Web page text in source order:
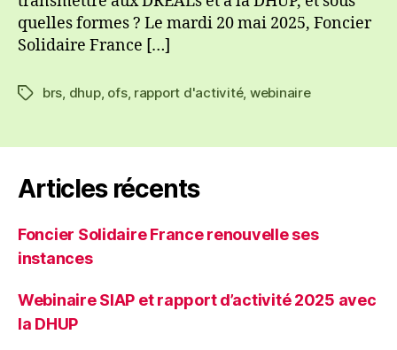
quelles formes ? Le mardi 20 mai 2025, Foncier
Solidaire France […]
Étiquettes
brs, dhup, ofs, rapport d'activité, webinaire
Articles récents
Foncier Solidaire France renouvelle ses
instances
Webinaire SIAP et rapport d’activité 2025 avec
la DHUP